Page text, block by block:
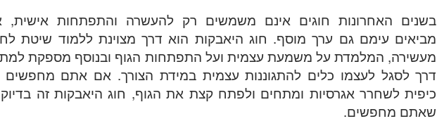
בשנים האחרונות חוגים אינם משמשים רק להעשרה והתפתחות אישית,
מביאים עימם גם ערך מוסף. חוג היאבקות הוא דרך מצוינת ללמוד שיטת
מעשירה, המלמדת על משמעת עצמית ועל התפתחות הגוף ובנוסף מספקת
דרך לסגל לעצמו כלים להתגוננות עצמית במידת הצורך. אם אתם מחפשים
כיפית לשחרר אגרסיות ומתחים ולפתח קצת את הגוף, חוג היאבקות זה
שאתם מחפשים.